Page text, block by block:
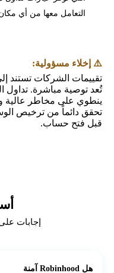
التعامل معها من أي
⚠️ إخلاء مسؤولية:
تقييمات الشركات تستند
ينطوي على مخاطر عالية
تحقق دائماً من ترخيص
قبل فتح حساب.
إجابات
هل Robinhood آمنة